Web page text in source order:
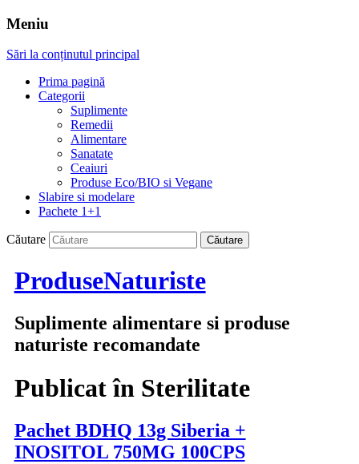
Meniu
Sări la conținutul principal
Prima pagină
Categorii
Suplimente
Remedii
Alimentare
Sanatate
Ceaiuri
Produse Eco/BIO si Vegane
Slabire si modelare
Pachete 1+1
Căutare
ProduseNaturiste
Suplimente alimentare si produse
naturiste recomandate
Publicat în Sterilitate
Pachet BDHQ 13g Siberia +
INOSITOL 750MG 100CPS